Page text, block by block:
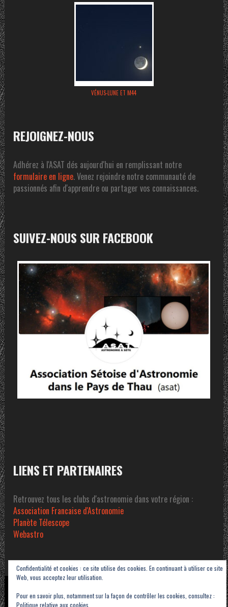
VÉNUS-LUNE ET M44
REJOIGNEZ-NOUS
Adhérez à l'ASAT dés aujourd'hui en remplissant notre
formulaire en ligne. Venez rejoindre notre communauté de
passionnés afin d'apprendre ou partager vos connaissances.
SUIVEZ-NOUS SUR FACEBOOK
LIENS ET PARTENAIRES
Retrouvez tous les clubs d'astronomie dans votre région :
Association Francaise d'Astronomie
Planète Télescope
Webastro
Copyright © 2023-2026 Association Sétoise d'Astronomie dans le Pays de Thau -
Confidentialité et cookies : ce site utilise des cookies. En continuant à utiliser ce site
Web, vous acceptez leur utilisation.
Pour en savoir plus, notamment sur la façon de contrôler les cookies, consultez :
Politique relative aux cookies